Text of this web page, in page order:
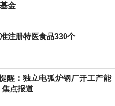
金
注册特医食品330个
醒：独立电弧炉钢厂开工产能
焦点报道